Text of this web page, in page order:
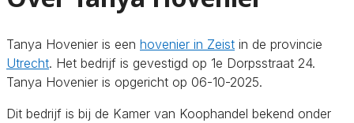
Tanya Hovenier is een hovenier in Zeist in de provincie
Utrecht. Het bedrijf is gevestigd op 1e Dorpsstraat 24.
Tanya Hovenier is opgericht op 06-10-2025.
Dit bedrijf is bij de Kamer van Koophandel bekend onder